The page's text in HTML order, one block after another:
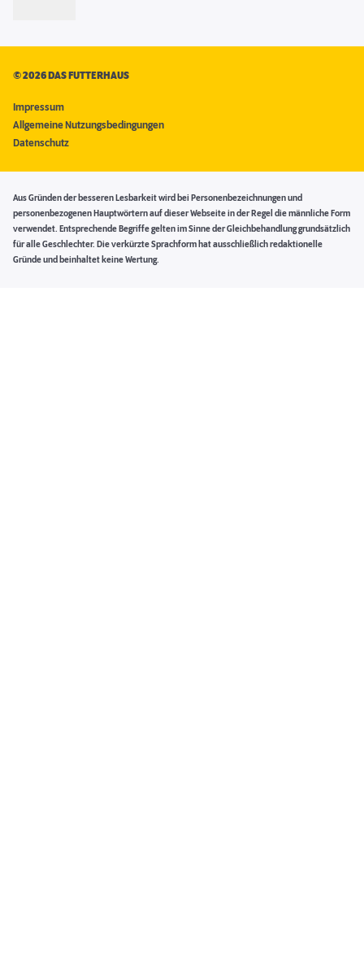
©2026 DAS FUTTERHAUS
Impressum
Allgemeine Nutzungsbedingungen
Datenschutz
Aus Gründen der besseren Lesbarkeit wird bei Personenbezeichnungen und
personenbezogenen Hauptwörtern auf dieser Webseite in der Regel die männliche Form
verwendet. Entsprechende Begriffe gelten im Sinne der Gleichbehandlung grundsätzlich
für alle Geschlechter. Die verkürzte Sprachform hat ausschließlich redaktionelle
Gründe und beinhaltet keine Wertung.